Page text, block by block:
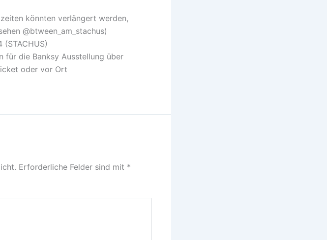
könnten verlängert werden,
@btween_am_stachus)
(STACHUS)
für die Banksy Ausstellung über
oder vor Ort
Erforderliche Felder sind mit *